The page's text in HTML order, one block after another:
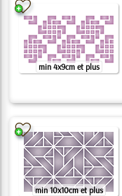
min 4x9cm et plus
min 10x10cm et plus